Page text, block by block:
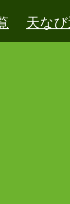
天な